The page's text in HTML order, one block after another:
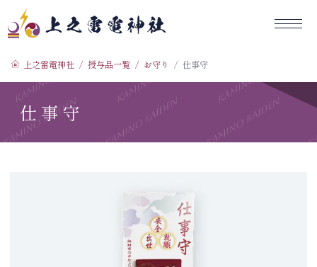
ン
テ
ッ
上之雷電神社 授与品一覧 お守り 仕事守
仕事守